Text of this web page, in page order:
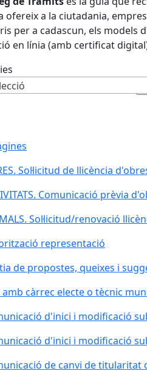
ofereix a la ciutadania,
per a cadascun, els models
en línia (amb certificat
Sol·licitud de llicència
Comunicació prèvia
Sol·licitud/renovació
representació
de propostes, queixes i
amb càrrec electe o tècnic
d'inici i modificació
d'inici i modificació
de canvi de titularitat